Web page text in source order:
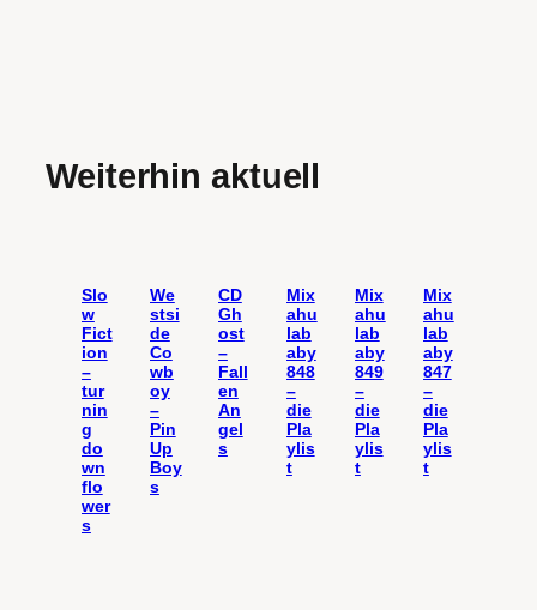
Weiterhin aktuell
Slo
w
Fict
ion
–
tur
nin
g
do
wn
flo
wer
s
We
stsi
de
Co
wb
oy
–
Pin
Up
Boy
s
CD
Gh
ost
–
Fall
en
An
gel
s
Mix
ahu
lab
aby
848
–
die
Pla
ylis
t
Mix
ahu
lab
aby
849
–
die
Pla
ylis
t
Mix
ahu
lab
aby
847
–
die
Pla
ylis
t